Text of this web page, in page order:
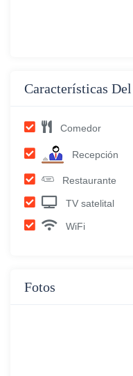
Características Del
Comedor
Recepción
Restaurante
TV satelital
WiFi
Fotos